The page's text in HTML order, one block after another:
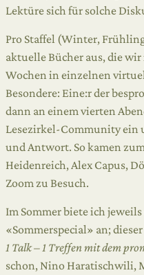
Lektüre sich für solche
Pro Staffel (Winter,
aktuelle Bücher aus, die
Wochen in einzelnen
Besondere: Eine:r der
dann an einem vierten
Lesezirkel-Community ein
und Antwort. So kamen
Heidenreich, Alex Capus,
Zoom zu Besuch.
Im Sommer biete ich
«Sommerspecial» an;
1 Talk – 1 Treffen mit dem
schon, Nino Haratischwili,